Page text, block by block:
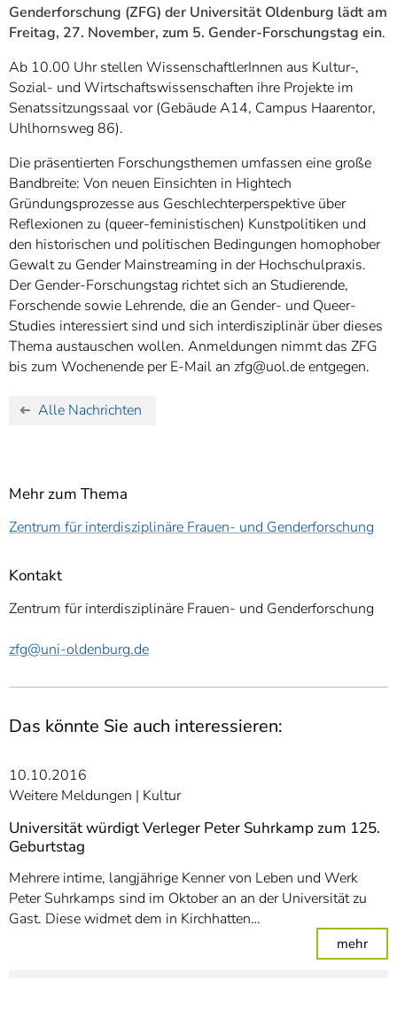
7]
Informationen zur
Genderforschung (ZFG) der Universität Oldenburg lädt am
Freitag, 27. November, zum 5. Gender-Forschungstag ein.
Ab 10.00 Uhr stellen WissenschaftlerInnen aus Kultur-,
Sozial- und Wirtschaftswissenschaften ihre Projekte im
Senatssitzungssaal vor (Gebäude A14, Campus Haarentor,
Uhlhornsweg 86).
Die präsentierten Forschungsthemen umfassen eine große
Bandbreite: Von neuen Einsichten in Hightech
Gründungsprozesse aus Geschlechterperspektive über
Reflexionen zu (queer-feministischen) Kunstpolitiken und
den historischen und politischen Bedingungen homophober
Gewalt zu Gender Mainstreaming in der Hochschulpraxis.
Der Gender-Forschungstag richtet sich an Studierende,
Forschende sowie Lehrende, die an Gender- und Queer-
Studies interessiert sind und sich interdisziplinär über dieses
Thema austauschen wollen. Anmeldungen nimmt das ZFG
bis zum Wochenende per E-Mail an zfg@uol.de entgegen.
Alle Nachrichten
Mehr zum Thema
Zentrum für interdisziplinäre Frauen- und Genderforschung
Kontakt
Zentrum für interdisziplinäre Frauen- und Genderforschung
zfg@uni-oldenburg.de
Das könnte Sie auch interessieren:
10.10.2016
Weitere Meldungen
Kultur
Universität würdigt Verleger Peter Suhrkamp zum 125.
Geburtstag
Mehrere intime, langjährige Kenner von Leben und Werk
Peter Suhrkamps sind im Oktober an an der Universität zu
Gast. Diese widmet dem in Kirchhatten…
mehr: